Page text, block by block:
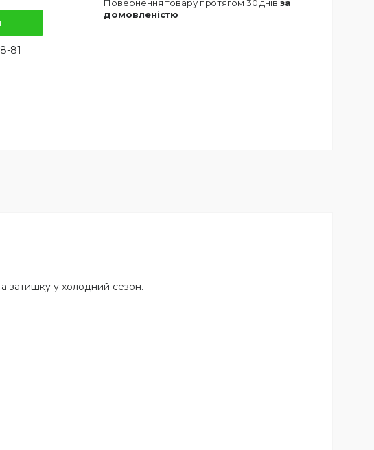
81
повернення товару протягом 30 днів за
домовленістю
затишку у холодний сезон.